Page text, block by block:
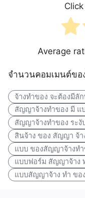
Average
จำนวนคอมเมนต์ขอ
จ้างทำของ จะต้องมีลั
สัญญาจ้างทำของ มี แ
สัญญาจ้างทำของ ระงั
สินจ้าง ของ สัญญา จ้า
แบบ ของสัญญาจ้างท
แบบฟอร์ม สัญญาจ้าง
แบบสัญญาจ้าง ทํา ขอ